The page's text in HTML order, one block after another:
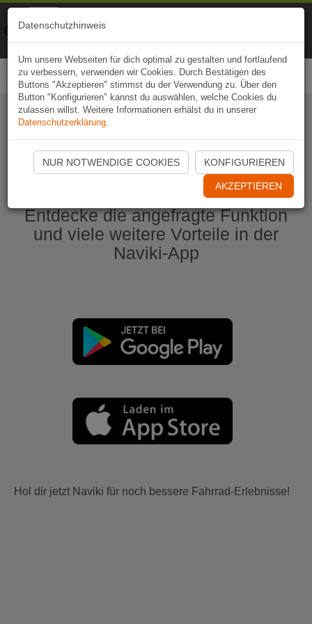
Naviki App jetzt öffnen
Entdecke die angefragte Funktion
und viele weitere Vorteile in der
Naviki-App
Hol dir jetzt Naviki für noch bessere Fahrrad-Erlebnisse!
Datenschutzhinweis
Um unsere Webseiten für dich optimal zu gestalten und fortlaufend
zu verbessern, verwenden wir Cookies. Durch Bestätigen des
Buttons "Akzeptieren" stimmst du der Verwendung zu. Über den
Button "Konfigurieren" kannst du auswählen, welche Cookies du
zulassen willst. Weitere Informationen erhälst du in unserer
Datenschutzerklärung.
NUR NOTWENDIGE COOKIES KONFIGURIEREN
AKZEPTIEREN
Naviki